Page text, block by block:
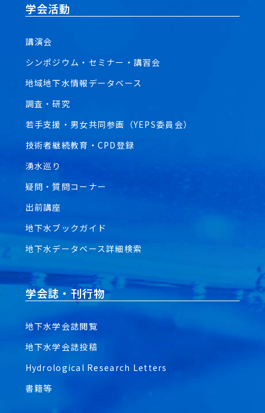
学会活動
講演会
シンポジウム・セミナー・講習会
地域地下水情報データベース
調査・研究
若手支援・男女共同参画（YEPS委員会）
技術者継続教育・CPD登録
湧水巡り
疑問・質問コーナー
出前講座
地下水ブックガイド
地下水データベース詳細検索
学会誌・刊行物
地下水学会誌閲覧
地下水学会誌投稿
Hydrological Research Letters
書籍等